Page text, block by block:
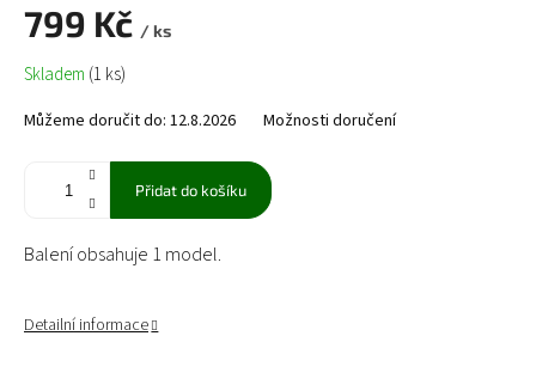
799 Kč / ks
Měrná
cena:
Skladem (1 ks)
Můžeme doručit do: 12.8.2026 Možnosti doručení
Přidat do košíku
Balení obsahuje 1 model.
Detailní informace